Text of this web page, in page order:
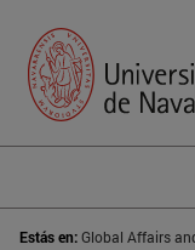
Estás en:Global Affairs